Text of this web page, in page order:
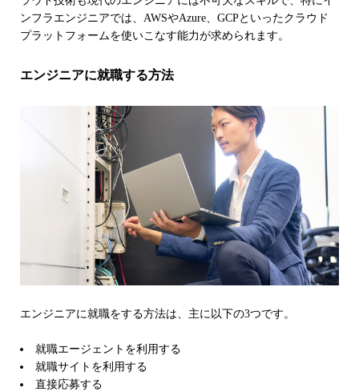
ンフラエンジニアでは、AWSやAzure、GCPといったクラウド
プラットフォームを使いこなす能力が求められます。
エンジニアに就職する方法
エンジニアに就職をする方法は、主に以下の3つです。
就職エージェントを利用する
就職サイトを利用する
直接応募する